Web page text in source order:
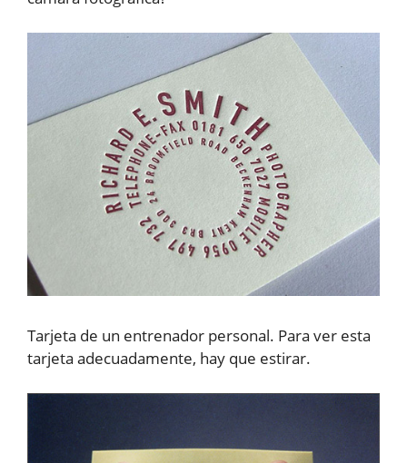
Tarjeta de un entrenador personal. Para ver esta
tarjeta adecuadamente, hay que estirar.